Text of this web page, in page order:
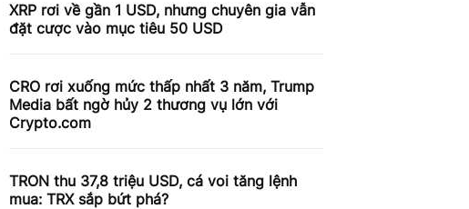
XRP rơi về gần 1 USD, nhưng chuyên gia vẫn
đặt cược vào mục tiêu 50 USD
CRO rơi xuống mức thấp nhất 3 năm, Trump
Media bất ngờ hủy 2 thương vụ lớn với
Crypto.com
TRON thu 37,8 triệu USD, cá voi tăng lệnh
mua: TRX sắp bứt phá?